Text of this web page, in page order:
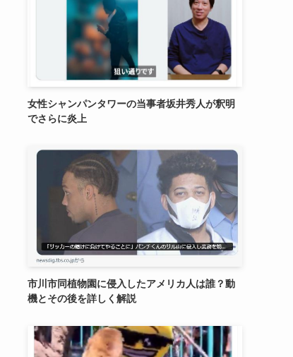
女性シャンパンタワーの当事者坂井秀人が釈明
でさらに炎上
市川市同植物園に侵入したアメリカ人は誰？動
機とその後を詳しく解説